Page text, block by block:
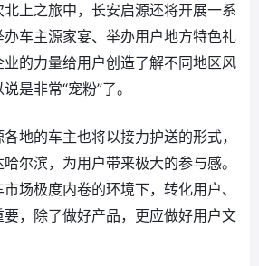
上之旅中，长安启源还将开展一系
车主源家宴、举办用户地方特色礼
的力量给用户创造了解不同地区风
是非常“宠粉”了。
地的车主也将以接力护送的形式，
尔滨，为用户带来极大的参与感。
场极度内卷的环境下，转化用户、
，除了做好产品，更应做好用户文